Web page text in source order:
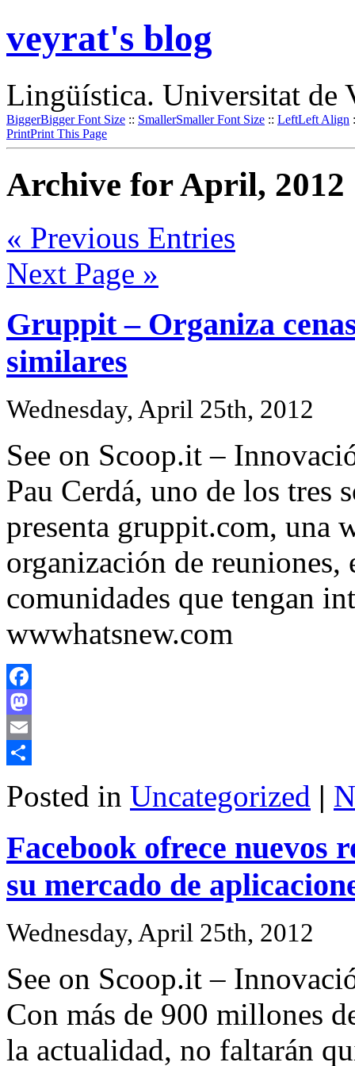
veyrat's blog
Lingüística. Universitat de
BiggerBigger Font Size :: SmallerSmaller Font Size :: LeftLeft Align
PrintPrint This Page
Archive for April, 2012
« Previous Entries
Next Page »
Gruppit – Organiza
similares
Wednesday, April 25th, 2012
See on Scoop.it –
Pau Cerdá, uno de los tres
presenta gruppit.com, una
organización de reuniones,
comunidades que tengan
wwwhatsnew.com
Facebook
Mastodon
Email
Posted in Uncategorized |
Facebook ofrece nuevos
su mercado de
Wednesday, April 25th, 2012
See on Scoop.it –
Con más de 900 millones
la actualidad, no faltarán